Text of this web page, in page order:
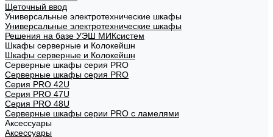
Щеточный ввод
Универсальные электротехнические шкафы
Универсальные электротехнические шкафы
Решения на базе УЭШ МИКсистем
Шкафы серверные и Колокейшн
Шкафы серверные и Колокейшн
Серверные шкафы серия PRO
Серверные шкафы серия PRO
Серия PRO 42U
Серия PRO 47U
Серия PRO 48U
Серверные шкафы серии PRO с ламелями
Аксессуары
Аксессуары